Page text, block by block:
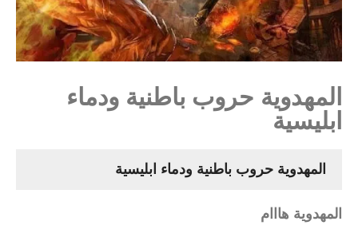
المهدوية حروب باطنية ودماء
ابليسية
المهدوية حروب باطنية ودماء ابليسية
المهدوية هااام